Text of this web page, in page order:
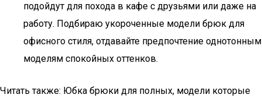
подойдут для похода в кафе с друзьями или даже на
работу. Подбираю укороченные модели брюк для
офисного стиля, отдавайте предпочтение однотонным
моделям спокойных оттенков.
Читать также: Юбка брюки для полных, модели которые